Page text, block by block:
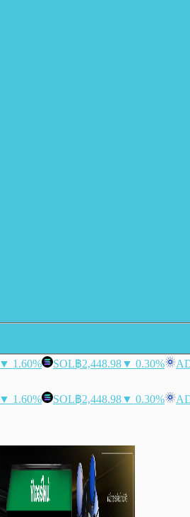
▼ 1.60% SOL฿2,448.98▼ 0.30%
▼ 1.60% SOL฿2,448.98▼ 0.30%